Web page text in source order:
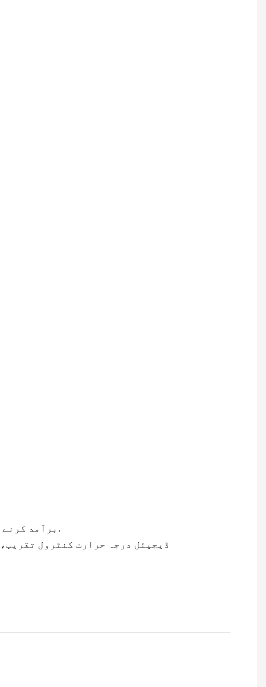
3 برآمد کرنے کے لئے نازک ڈیزائن .کثیر جہتی پلیٹ فارم اعلی کارکردگی کے ساتھ ایک ہی وقت میں کام کیا جا سکتا ہے.